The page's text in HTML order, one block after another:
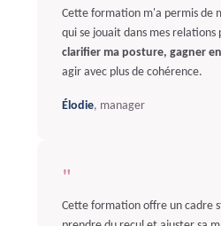
Cette formation m'a permis de
qui se jouait dans mes relations
clarifier ma posture, gagner
agir avec plus de cohérence.
Élodie, manager
"
Cette formation offre un cadre